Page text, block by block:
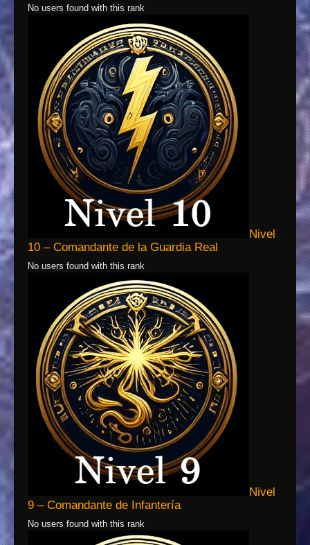
No users found with this rank
Nivel
10 – Comandante de la Guardia Real
No users found with this rank
Nivel
9 – Comandante de Infantería
No users found with this rank